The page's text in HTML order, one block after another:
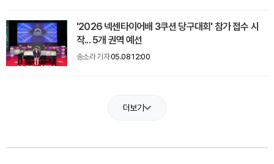
'2026 넥센타이어배 3쿠션 당구대회' 참가 접수 시
작... 5개 권역 예선
송소라 기자05.08 12:00
더보기